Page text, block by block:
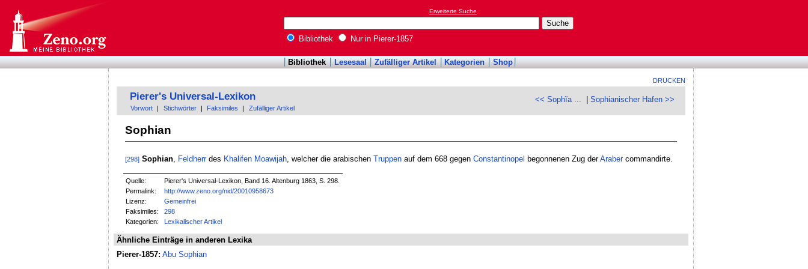
Erweiterte Suche
Bibliothek Nur in Pierer-1857
Bibliothek Lesesaal Zufälliger Artikel Kategorien Shop
DRUCKEN
<< Sophĭa ... |Sophianischer Hafen >>
Pierer's Universal-Lexikon
Vorwort Stichwörter Faksimiles Zufälliger Artikel
Sophian
[298] Sophian, Feldherrdes Khalifen Moawijah, welcher die arabischen Truppenauf dem 668 gegen Constantinopel begonnenen Zug derArabercommandirte.
Quelle:
Pierer's Universal-Lexikon, Band 16. Altenburg 1863, S. 298.
Permalink:
http://www.zeno.org/nid/20010958673
Lizenz:
Gemeinfrei
Faksimiles:
298
Kategorien:
Lexikalischer Artikel
Ähnliche Einträge in anderen Lexika
Pierer-1857: Abu Sophian